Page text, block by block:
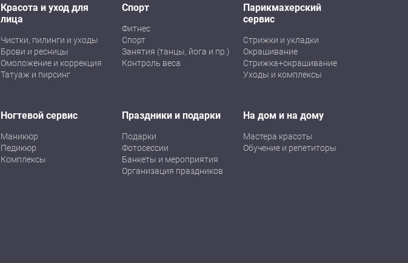
Красота и уход для
лица
Чистки, пилинги и уходы
Брови и ресницы
Омоложение и коррекция
Татуаж и пирсинг
Спорт
Фитнес
Спорт
Занятия (танцы, йога и пр.)
Контроль веса
Парикмахерский
сервис
Стрижки и укладки
Окрашивание
Стрижка+окрашивание
Уходы и комплексы
Ногтевой сервис
Маникюр
Педикюр
Комплексы
Праздники и подарки
Подарки
Фотосессии
Банкеты и мероприятия
Организация праздников
На дом и на дому
Мастера красоты
Обучение и репетиторы